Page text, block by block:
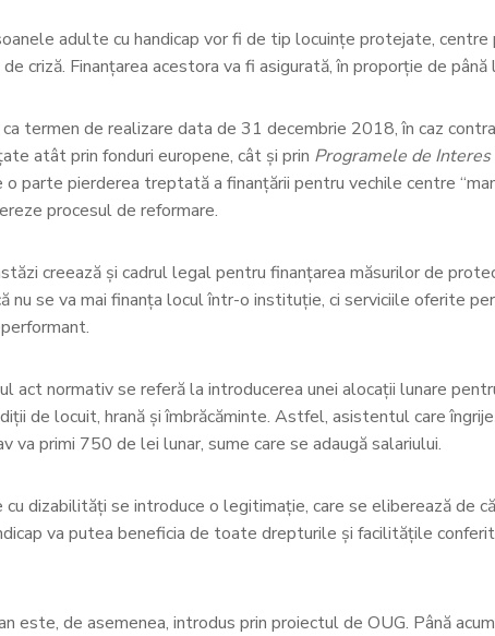
adulte cu handicap vor fi de tip locuințe protejate,
criză. Finanțarea acestora va fi asigurată, în proporție de
termen de realizare data de 31 decembrie 2018, în caz
atât prin fonduri europene, cât și prin Programele de
o parte pierderea treptată a finanțării pentru vechile centre
procesul de reformare.
creează și cadrul legal pentru finanțarea măsurilor de
nu se va mai finanța locul într-o instituție, ci serviciile oferite
act normativ se referă la introducerea unei alocații lunare
de locuit, hrană și îmbrăcăminte. Astfel, asistentul care
va primi 750 de lei lunar, sume care se adaugă salariului.
dizabilități se introduce o legitimație, care se eliberează de
va putea beneficia de toate drepturile și facilitățile
este, de asemenea, introdus prin proiectul de OUG. Până